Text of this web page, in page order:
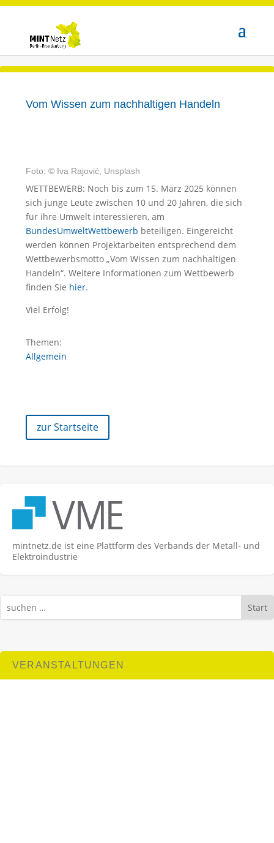
Vom Wissen zum nachhaltigen Handeln
Foto: © Iva Rajović, Unsplash
WETTBEWERB: Noch bis zum 15. März 2025 können
sich junge Leute zwischen 10 und 20 Jahren, die sich
für ihre Umwelt interessieren, am
BundesUmweltWettbewerb beteiligen. Eingereicht
werden können Projektarbeiten entsprechend dem
Wettbewerbsmotto „Vom Wissen zum nachhaltigen
Handeln“. Weitere Informationen zum Wettbewerb
finden Sie hier.
Viel Erfolg!
Themen:
Allgemein
zur Startseite
mintnetz.de ist eine Plattform des Verbands der Metall- und
Elektroindustrie
Start
VERANSTALTUNGEN